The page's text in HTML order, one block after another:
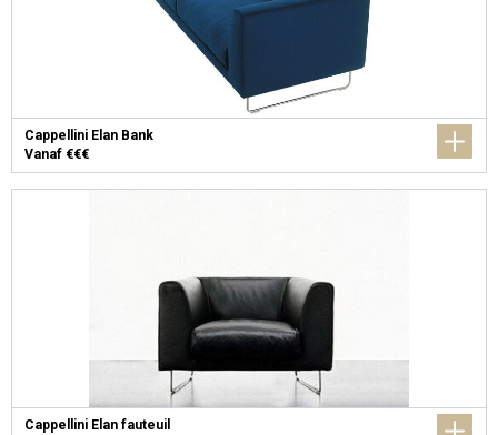
Cappellini Elan Bank
Vanaf €€€
Cappellini Elan fauteuil